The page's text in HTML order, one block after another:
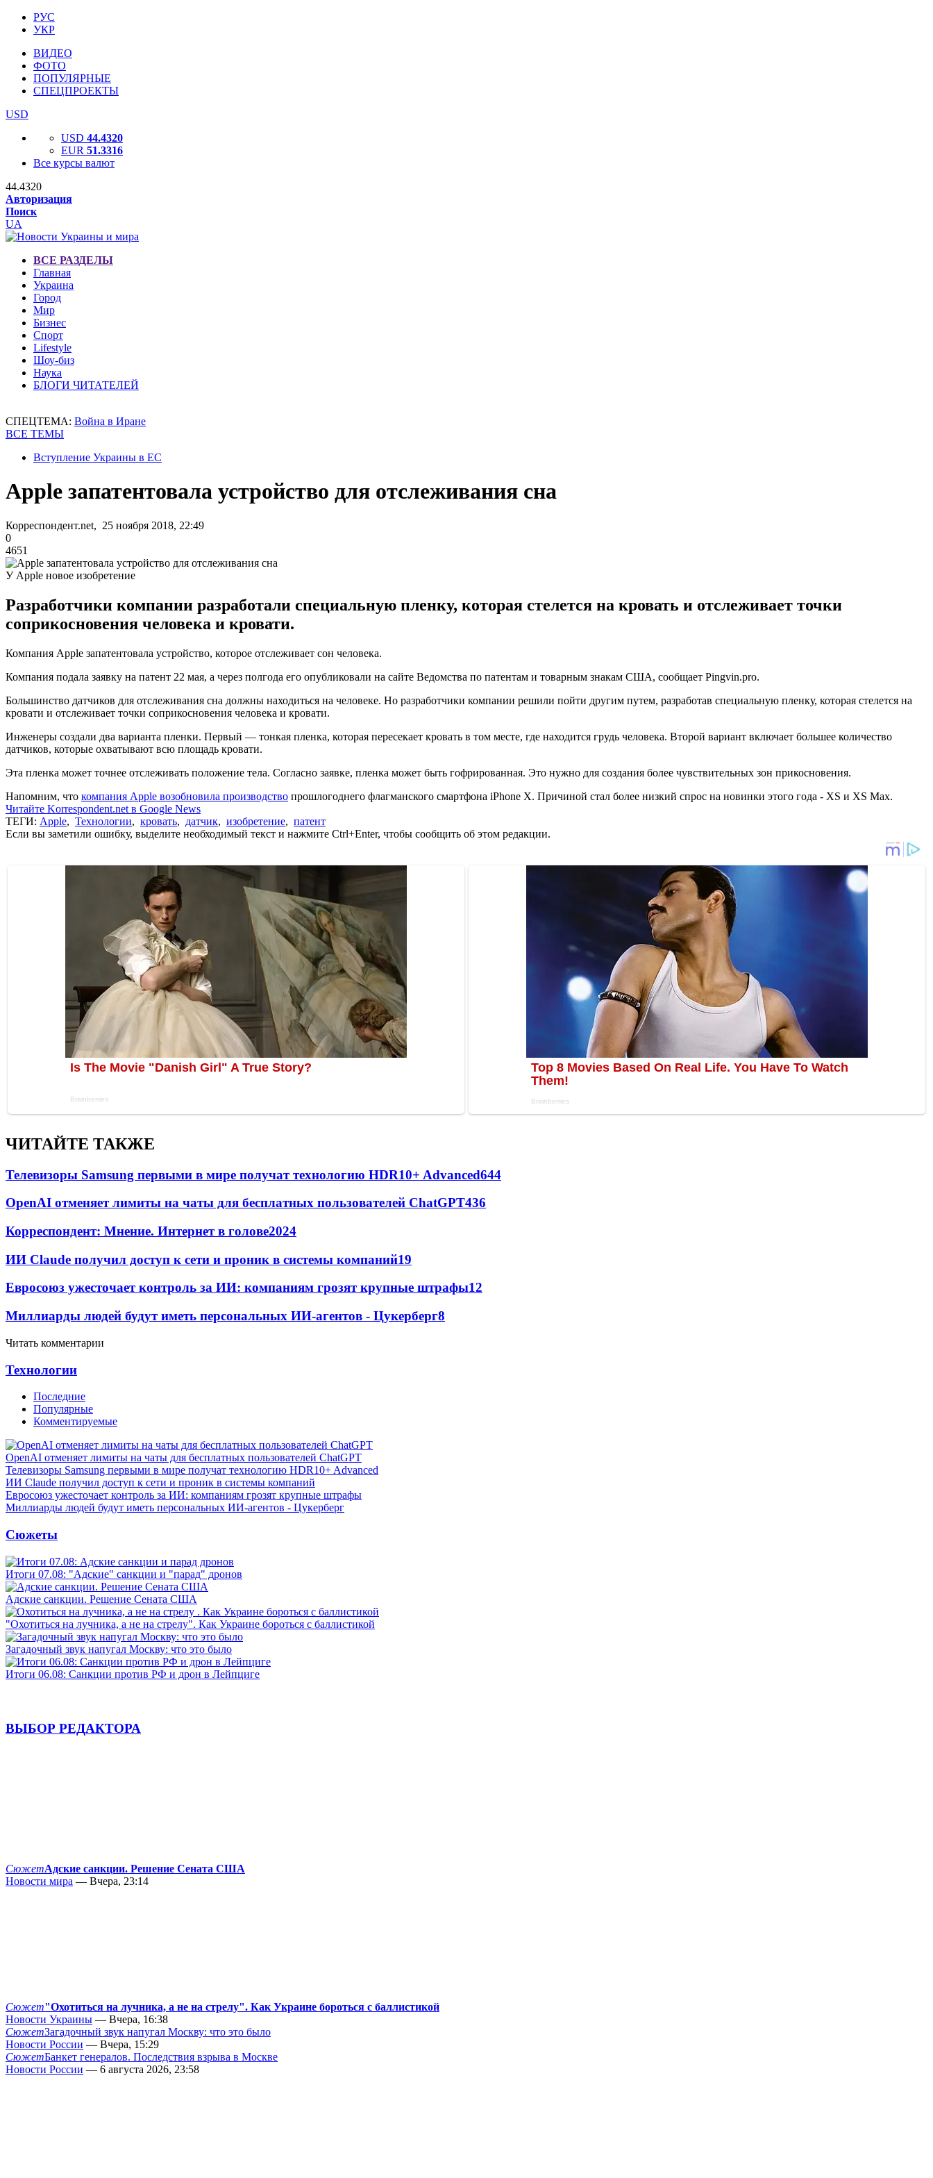
РУС
УКР
ВИДЕО
ФОТО
ПОПУЛЯРНЫЕ
СПЕЦПРОЕКТЫ
USD
USD 44.4320
EUR 51.3316
Все курсы валют
44.4320
Авторизация
Поиск
UA
ВСЕ РАЗДЕЛЫ
Главная
Украина
Город
Мир
Бизнес
Спорт
Lifestyle
Шоу-биз
Наука
БЛОГИ ЧИТАТЕЛЕЙ
СПЕЦТЕМА: Война в Иране
ВСЕ ТЕМЫ
Вступление Украины в ЕС
Apple запатентовала устройство для отслеживания сна
Корреспондент.net, 25 ноября 2018, 22:49
0
4651
У Apple новое изобретение
Разработчики компании разработали специальную пленку, которая стелется на кровать и отслеживает точки
соприкосновения человека и кровати.
Компания Apple запатентовала устройство, которое отслеживает сон человека.
Компания подала заявку на патент 22 мая, а через полгода его опубликовали на сайте Ведомства по патентам и товарным знакам США, сообщает Pingvin.pro.
Большинство датчиков для отслеживания сна должны находиться на человеке. Но разработчики компании решили пойти другим путем, разработав специальную пленку, которая стелется на
кровати и отслеживает точки соприкосновения человека и кровати.
Инженеры создали два варианта пленки. Первый — тонкая пленка, которая пересекает кровать в том месте, где находится грудь человека. Второй вариант включает большее количество
датчиков, которые охватывают всю площадь кровати.
Эта пленка может точнее отслеживать положение тела. Согласно заявке, пленка может быть гофрированная. Это нужно для создания более чувствительных зон прикосновения.
Напомним, что компания Apple возобновила производство прошлогоднего флагманского смартфона iPhone X. Причиной стал более низкий спрос на новинки этого года - XS и XS Max.
Читайте Korrespondent.net в Google News
ТЕГИ: Apple, Технологии, кровать, датчик, изобретение, патент
Если вы заметили ошибку, выделите необходимый текст и нажмите Ctrl+Enter, чтобы сообщить об этом редакции.
ЧИТАЙТЕ ТАКЖЕ
Телевизоры Samsung первыми в мире получат технологию HDR10+ Advanced644
OpenAI отменяет лимиты на чаты для бесплатных пользователей ChatGPT436
Корреспондент: Мнение. Интернет в голове2024
ИИ Claude получил доступ к сети и проник в системы компаний19
Евросоюз ужесточает контроль за ИИ: компаниям грозят крупные штрафы12
Миллиарды людей будут иметь персональных ИИ-агентов - Цукерберг8
Читать комментарии
Технологии
Последние
Популярные
Комментируемые
OpenAI отменяет лимиты на чаты для бесплатных пользователей ChatGPT
Телевизоры Samsung первыми в мире получат технологию HDR10+ Advanced
ИИ Claude получил доступ к сети и проник в системы компаний
Евросоюз ужесточает контроль за ИИ: компаниям грозят крупные штрафы
Миллиарды людей будут иметь персональных ИИ-агентов - Цукерберг
Сюжеты
Итоги 07.08: "Адские" санкции и "парад" дронов
Адские санкции. Решение Сената США
"Охотиться на лучника, а не на стрелу". Как Украине бороться с баллистикой
Загадочный звук напугал Москву: что это было
Итоги 06.08: Санкции против РФ и дрон в Лейпциге
ВЫБОР РЕДАКТОРА
СюжетАдские санкции. Решение Сената США
Новости мира — Вчера, 23:14
Сюжет"Охотиться на лучника, а не на стрелу". Как Украине бороться с баллистикой
Новости Украины — Вчера, 16:38
СюжетЗагадочный звук напугал Москву: что это было
Новости России — Вчера, 15:29
СюжетБанкет генералов. Последствия взрыва в Москве
Новости России — 6 августа 2026, 23:58